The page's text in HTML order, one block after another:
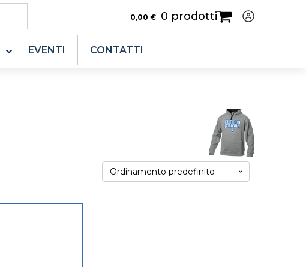
0,00 € 0 prodotti
EVENTI CONTATTI